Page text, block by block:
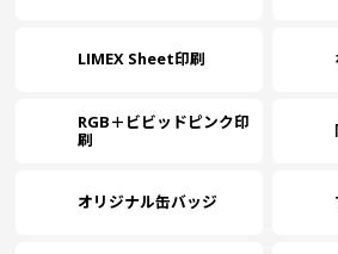
LIMEX Sheet印刷
RGB＋ビビッドピンク印
刷
オリジナル缶バッジ